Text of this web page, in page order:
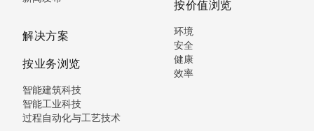
解决方案
按业务浏览
智能建筑科技
智能工业科技
过程自动化与工艺技术
按价值浏览
环境
安全
健康
效率